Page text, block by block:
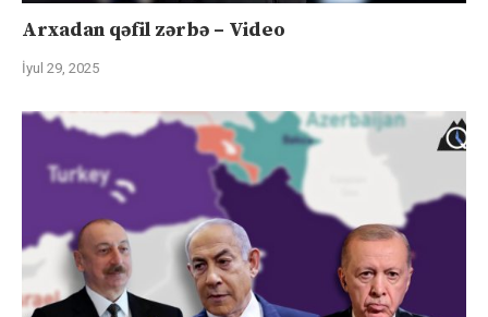
Arxadan qəfil zərbə – Video
İyul 29, 2025